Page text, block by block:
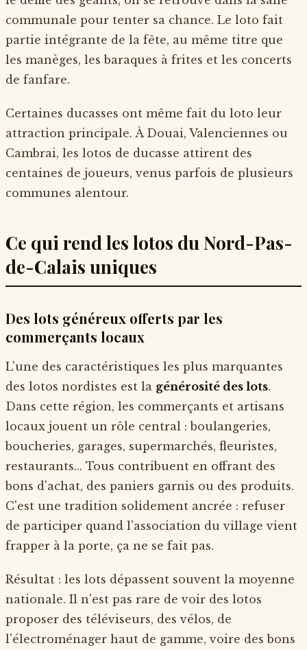
communale pour tenter sa chance. Le loto fait
partie intégrante de la fête, au même titre que
les manèges, les baraques à frites et les concerts
de fanfare.
Certaines ducasses ont même fait du loto leur
attraction principale. À Douai, Valenciennes ou
Cambrai, les lotos de ducasse attirent des
centaines de joueurs, venus parfois de plusieurs
communes alentour.
Ce qui rend les lotos du Nord-Pas-
de-Calais uniques
Des lots généreux offerts par les
commerçants locaux
L'une des caractéristiques les plus marquantes
des lotos nordistes est la générosité des lots.
Dans cette région, les commerçants et artisans
locaux jouent un rôle central : boulangeries,
boucheries, garages, supermarchés, fleuristes,
restaurants... Tous contribuent en offrant des
bons d'achat, des paniers garnis ou des produits.
C'est une tradition solidement ancrée : refuser
de participer quand l'association du village vient
frapper à la porte, ça ne se fait pas.
Résultat : les lots dépassent souvent la moyenne
nationale. Il n'est pas rare de voir des lotos
proposer des téléviseurs, des vélos, de
l'électroménager haut de gamme, voire des bons